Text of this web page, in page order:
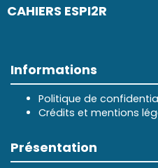
CAHIERS ESPI2R
Informations
Politique de
Crédits et mentions
Présentation